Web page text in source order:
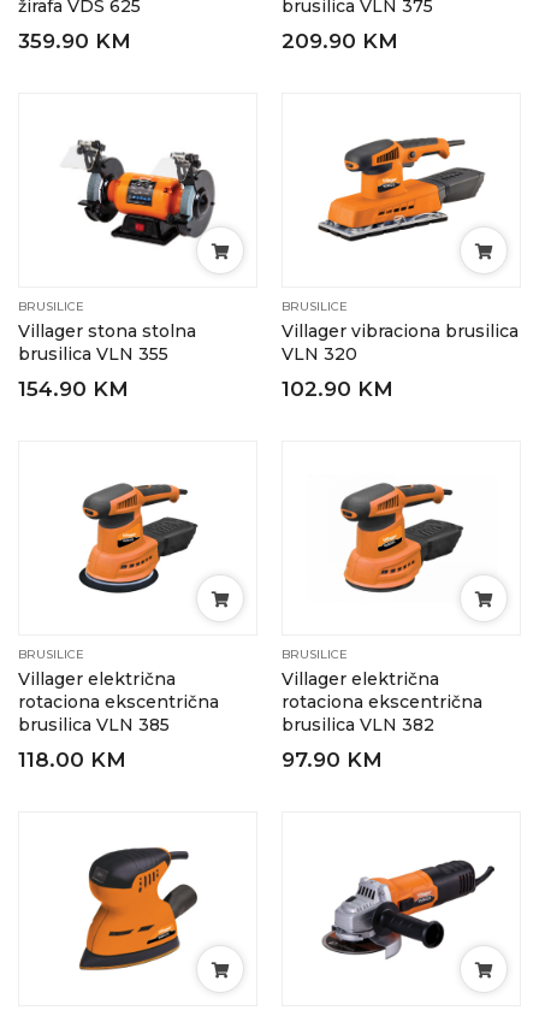
žirafa VDS 625
359.90 KM
brusilica VLN 375
209.90 KM
BRUSILICE
Villager stona stolna
brusilica VLN 355
154.90 KM
BRUSILICE
Villager vibraciona brusilica
VLN 320
102.90 KM
BRUSILICE
Villager električna
rotaciona ekscentrična
brusilica VLN 385
118.00 KM
BRUSILICE
Villager električna
rotaciona ekscentrična
brusilica VLN 382
97.90 KM